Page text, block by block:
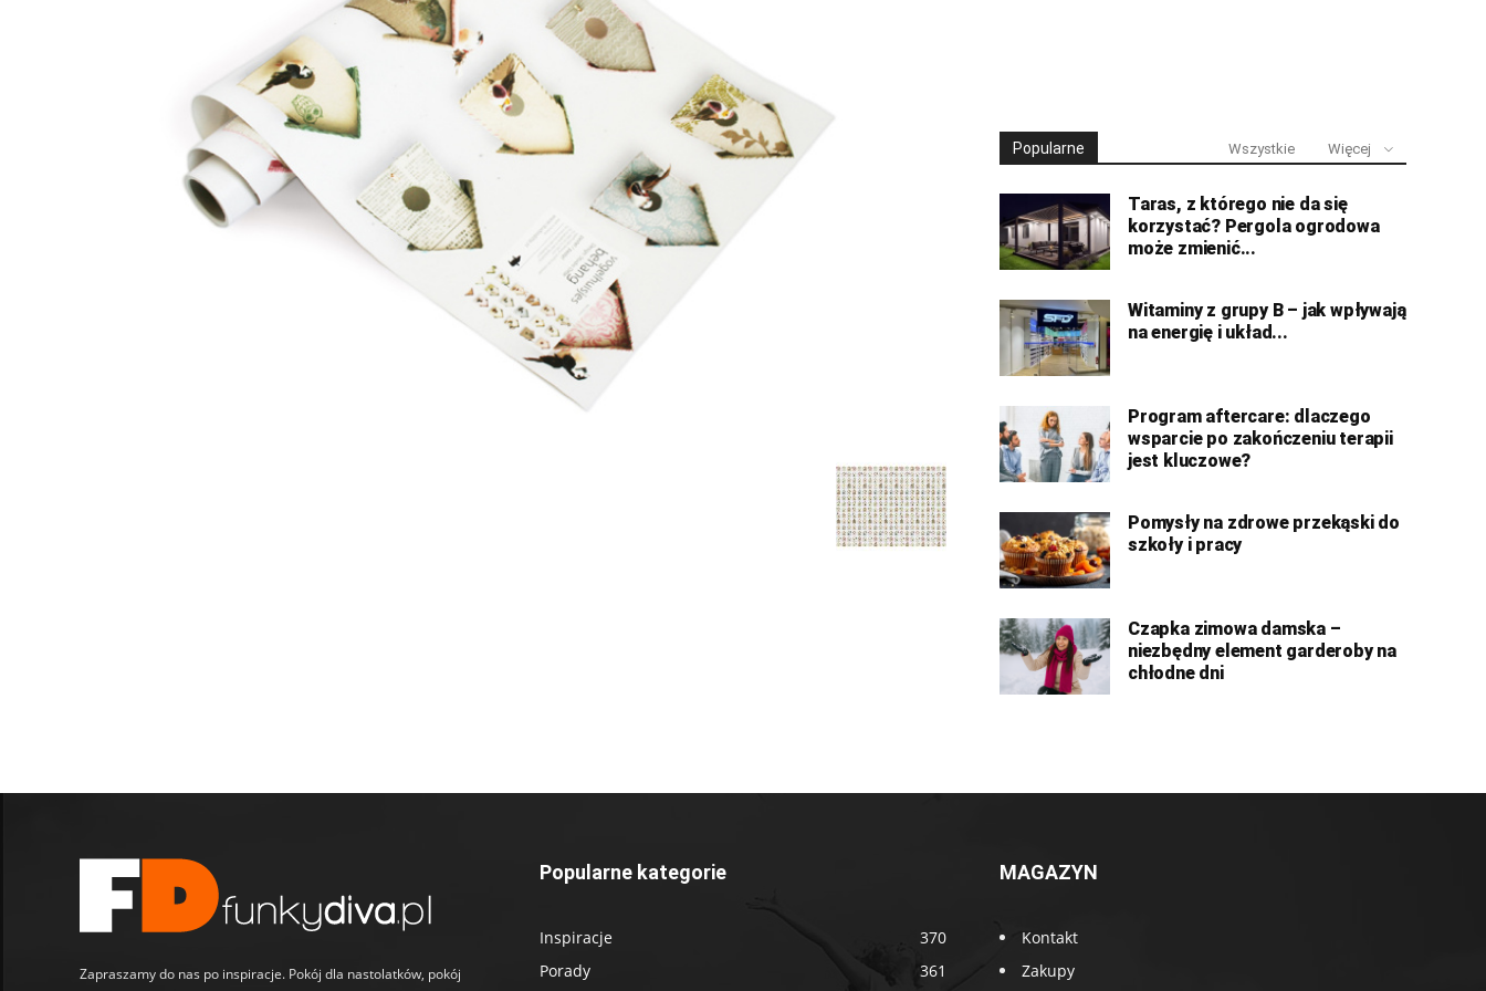
Popularne Wszystkie Więcej
Taras, z którego nie da się
korzystać? Pergola ogrodowa
może zmienić...
Witaminy z grupy B – jak wpływają
na energię i układ...
Program aftercare: dlaczego
wsparcie po zakończeniu terapii
jest kluczowe?
Pomysły na zdrowe przekąski do
szkoły i pracy
Czapka zimowa damska –
niezbędny element garderoby na
chłodne dni
Zapraszamy do nas po inspiracje. Pokój dla nastolatków, pokój
Popularne kategorie
Inspiracje
370
Porady
361
MAGAZYN
Kontakt
Zakupy